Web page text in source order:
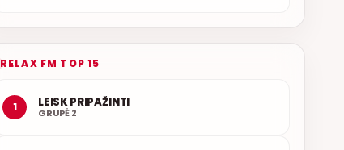
RELAX FM TOP 15
1 LEISK PRIPAŽINTI
GRUPĖ 2